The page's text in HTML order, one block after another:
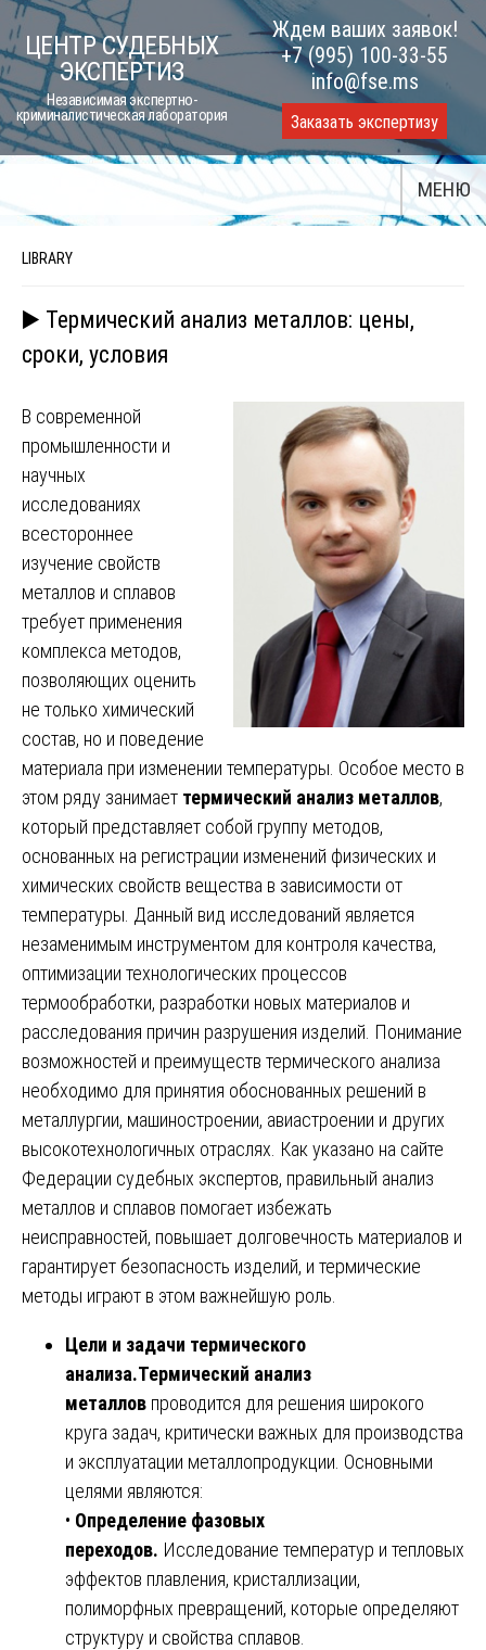
Skip
to
content
ЦЕНТР СУДЕБНЫХ
ЭКСПЕРТИЗ
Независимая экспертно-
криминалистическая лаборатория
Ждем ваших заявок!
+7 (995) 100-33-55
info@fse.ms
Заказать экспертизу
МЕНЮ
LIBRARY
▶️ Термический анализ металлов: цены,
сроки, условия
В современной
промышленности и
научных
исследованиях
всестороннее
изучение свойств
металлов и сплавов
требует применения
комплекса методов,
позволяющих оценить
не только химический
состав, но и поведение
материала при изменении температуры. Особое место в
этом ряду занимает термический анализ металлов,
который представляет собой группу методов,
основанных на регистрации изменений физических и
химических свойств вещества в зависимости от
температуры. Данный вид исследований является
незаменимым инструментом для контроля качества,
оптимизации технологических процессов
термообработки, разработки новых материалов и
расследования причин разрушения изделий. Понимание
возможностей и преимуществ термического анализа
необходимо для принятия обоснованных решений в
металлургии, машиностроении, авиастроении и других
высокотехнологичных отраслях. Как указано на сайте
Федерации судебных экспертов, правильный анализ
металлов и сплавов помогает избежать
неисправностей, повышает долговечность материалов и
гарантирует безопасность изделий, и термические
методы играют в этом важнейшую роль.
Цели и задачи термического
анализа.Термический анализ
металлов проводится для решения широкого
круга задач, критически важных для производства
и эксплуатации металлопродукции. Основными
целями являются:
• Определение фазовых
переходов. Исследование температур и тепловых
эффектов плавления, кристаллизации,
полиморфных превращений, которые определяют
структуру и свойства сплавов.